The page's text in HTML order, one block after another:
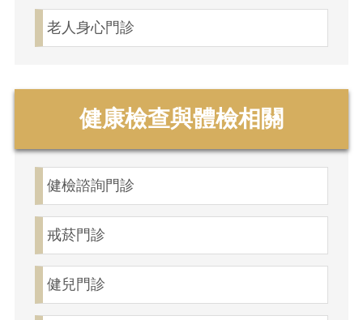
老人身心門診
健康檢查與體檢相關
健檢諮詢門診
戒菸門診
健兒門診